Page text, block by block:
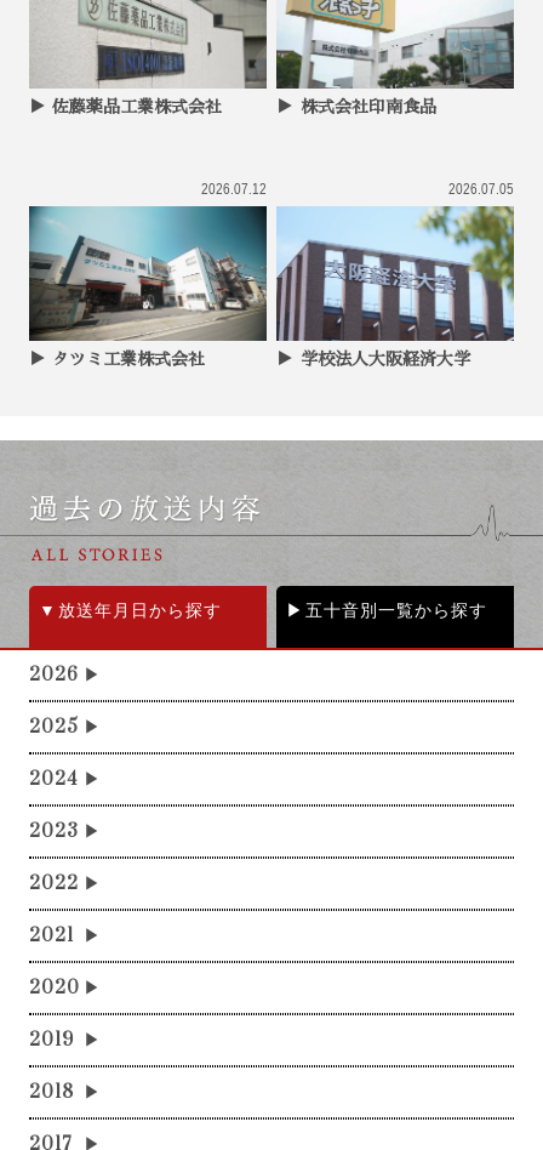
佐藤薬品工業株式会社 株式会社印南食品
2026.07.12
タツミ工業株式会社
2026.07.05
学校法人大阪経済大学
放送年月日から探す 五十音別一覧から探す
2026
2025
2024
2023
2022
2021
2020
2019
2018
2017